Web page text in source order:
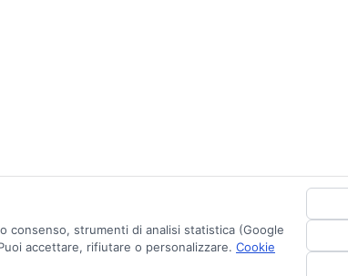
consenso, strumenti di analisi statistica (Google
accettare, rifiutare o personalizzare. Cookie